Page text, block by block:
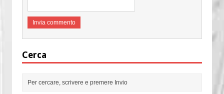
Cerca